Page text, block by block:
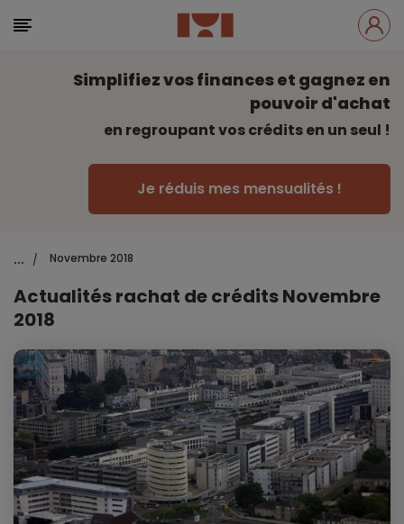
Simplifiez vos finances et gagnez en
pouvoir d'achat
en regroupant vos crédits en un seul !
Je réduis mes mensualités !
... / Novembre 2018
Actualités rachat de crédits Novembre
2018